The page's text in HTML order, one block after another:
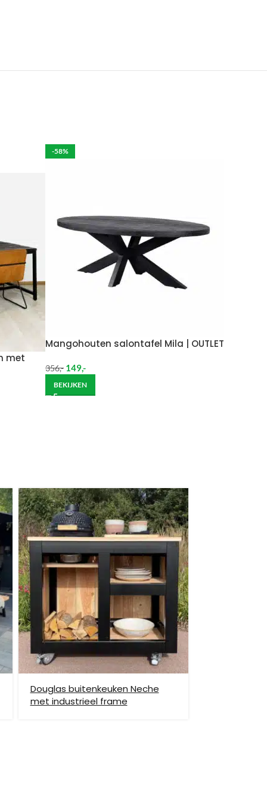
voor de eventuele schade aan het product.
week in rekening brengen.
brengen. De kosten hiervan zijn €59 daar
je het meubel gemonteerd hebben op een
moet helpen om de goederen op de juiste
bezorging op begane grond rekenen wij
helpen om de goederen op de juiste plek te
locatie te komen, dan dien je dit zelf en op
brengen wij verzendkosten in rekening.
en Borkum)
met
-58%
Mangohouten salontafel Mila | OUTLET
356,- 149,-
BEKIJKEN
Douglas buitenkeuken Neche
met industrieel frame